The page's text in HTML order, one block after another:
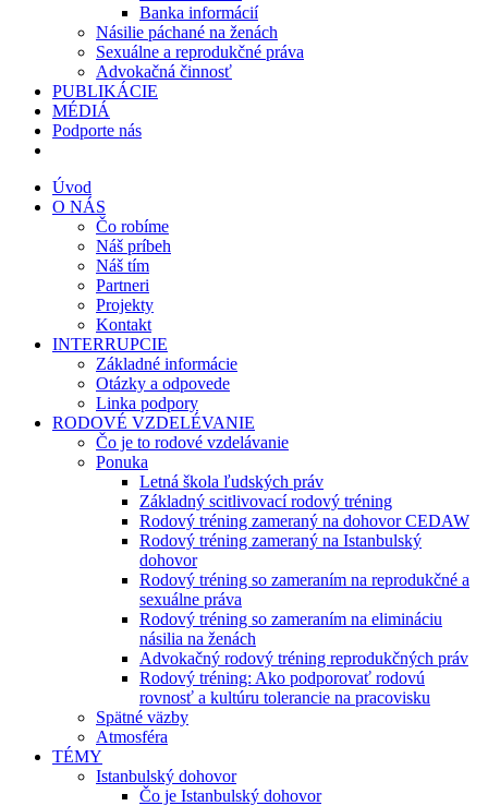
Banka informácií
Násilie páchané na ženách
Sexuálne a reprodukčné práva
Advokačná činnosť
PUBLIKÁCIE
MÉDIÁ
Podporte nás
Úvod
O NÁS
Čo robíme
Náš príbeh
Náš tím
Partneri
Projekty
Kontakt
INTERRUPCIE
Základné informácie
Otázky a odpovede
Linka podpory
RODOVÉ VZDELÉVANIE
Čo je to rodové vzdelávanie
Ponuka
Letná škola ľudských práv
Základný scitlivovací rodový tréning
Rodový tréning zameraný na dohovor CEDAW
Rodový tréning zameraný na Istanbulský
dohovor
Rodový tréning so zameraním na reprodukčné a
sexuálne práva
Rodový tréning so zameraním na elimináciu
násilia na ženách
Advokačný rodový tréning reprodukčných práv
Rodový tréning: Ako podporovať rodovú
rovnosť a kultúru tolerancie na pracovisku
Spätné väzby
Atmosféra
TÉMY
Istanbulský dohovor
Čo je Istanbulský dohovor